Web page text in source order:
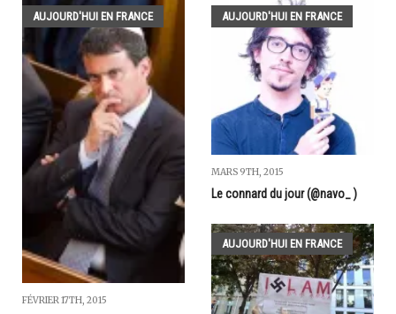
AUJOURD'HUI EN FRANCE
FÉVRIER 17TH, 2015
AUJOURD'HUI EN FRANCE
MARS 9TH, 2015
Le connard du jour (@navo_ )
AUJOURD'HUI EN FRANCE